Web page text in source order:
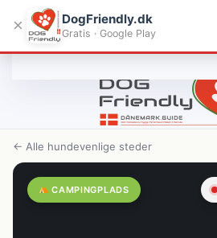
Gå til hovedindhold
× DogFriendly.dk
Gratis · Google Play
← Alle hundevenlige steder
CAMPINGPLADS